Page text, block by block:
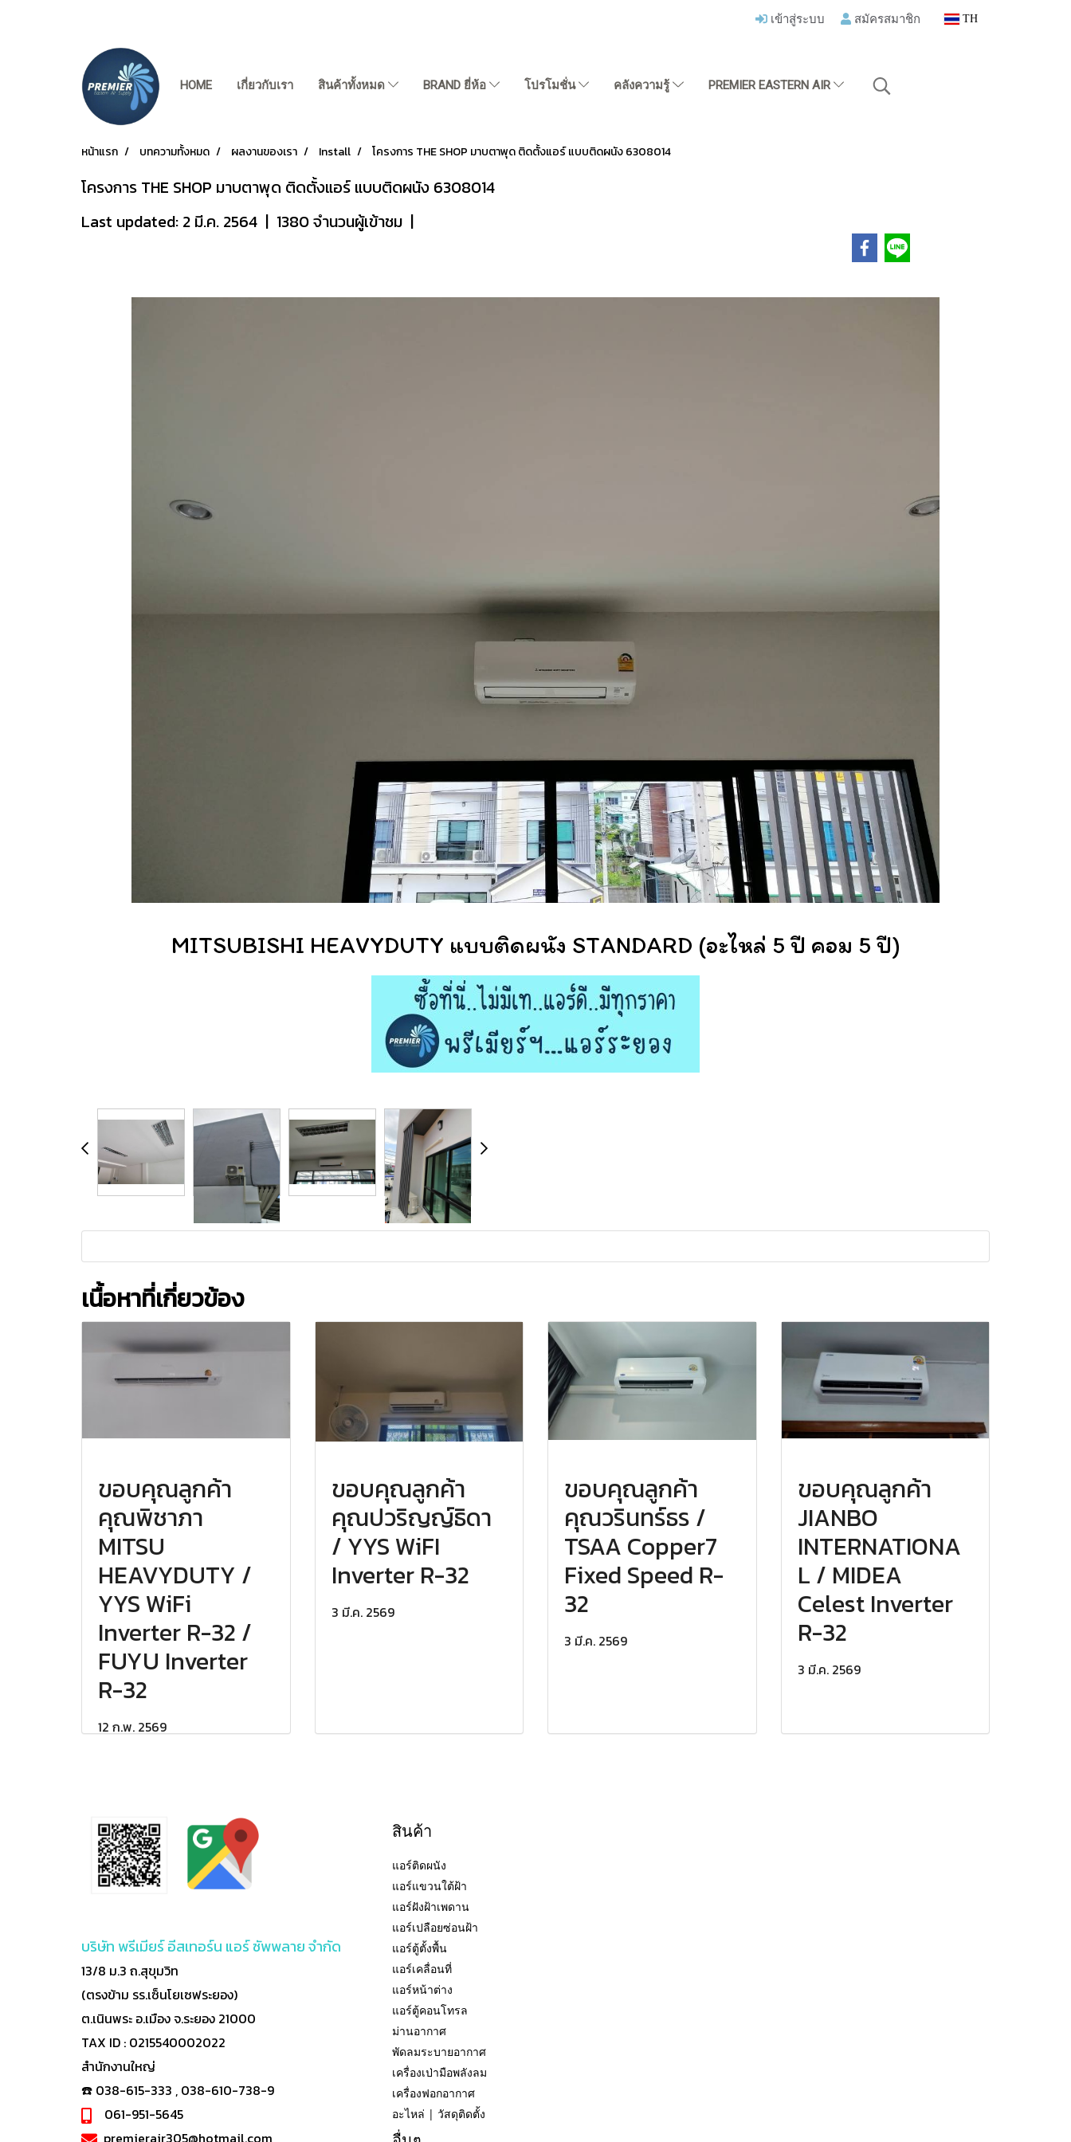
เข้าสู่ระบบ สมัครสมาชิก TH
HOME เกี่ยวกับเรา สินค้าทั้งหมด BRAND ยี่ห้อ โปรโมชั่น คลังความรู้ PREMIER EASTERN AIR
หน้าแรก บทความทั้งหมด ผลงานของเรา Install โครงการ THE SHOP มาบตาพุด ติดตั้งแอร์ แบบติดผนัง 6308014
โครงการ THE SHOP มาบตาพุด ติดตั้งแอร์ แบบติดผนัง 6308014
Last updated: 2 มี.ค. 2564 | 1380 จำนวนผู้เข้าชม |
MITSUBISHI HEAVYDUTY แบบติดผนัง STANDARD (อะไหล่ 5 ปี คอม 5 ปี)
เนื้อหาที่เกี่ยวข้อง
ขอบคุณลูกค้า
คุณพิชาภา
MITSU
HEAVYDUTY /
YYS WiFi
Inverter R-32 /
FUYU Inverter
R-32
12 ก.พ. 2569
ขอบคุณลูกค้า
คุณปวริญญ์ธิดา
/ YYS WiFI
Inverter R-32
3 มี.ค. 2569
ขอบคุณลูกค้า
คุณวรินทร์ธร /
TSAA Copper7
Fixed Speed R-
32
3 มี.ค. 2569
ขอบคุณลูกค้า
JIANBO
INTERNATIONA
L / MIDEA
Celest Inverter
R-32
3 มี.ค. 2569
บริษัท พรีเมียร์ อีสเทอร์น แอร์ ซัพพลาย จำกัด
13/8 ม.3 ถ.สุขุมวิท
(ตรงข้าม รร.เซ็นโยเซฟระยอง)
ต.เนินพระ อ.เมือง จ.ระยอง 21000
TAX ID : 0215540002022
สำนักงานใหญ่
☎️ 038-615-333 , 038-610-738-9
061-951-5645
premierair305@hotmail.com
สินค้า
แอร์ติดผนัง
แอร์แขวนใต้ฝ้า
แอร์ฝังฝ้าเพดาน
แอร์เปลือยซ่อนฝ้า
แอร์ตู้ตั้งพื้น
แอร์เคลื่อนที่
แอร์หน้าต่าง
แอร์ตู้คอนโทรล
ม่านอากาศ
พัดลมระบายอากาศ
เครื่องเป่ามือพลังลม
เครื่องฟอกอากาศ
อะไหล่ | วัสดุติดตั้ง